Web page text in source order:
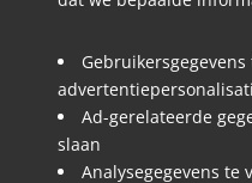
Nieuwsbrief
Blog
Volg
Ad-gerelateerde
slaan
Analysegegevens te